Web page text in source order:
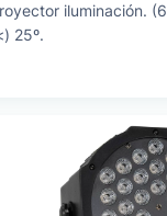
iluminación.
25º.